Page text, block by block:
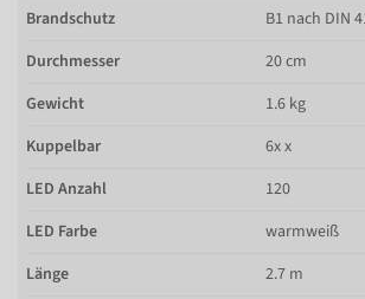
Brandschutz
B1 nach DIN
Durchmesser
20 cm
Gewicht
1.6 kg
Kuppelbar
6x x
LED Anzahl
120
LED Farbe
warmweiß
Länge
2.7 m